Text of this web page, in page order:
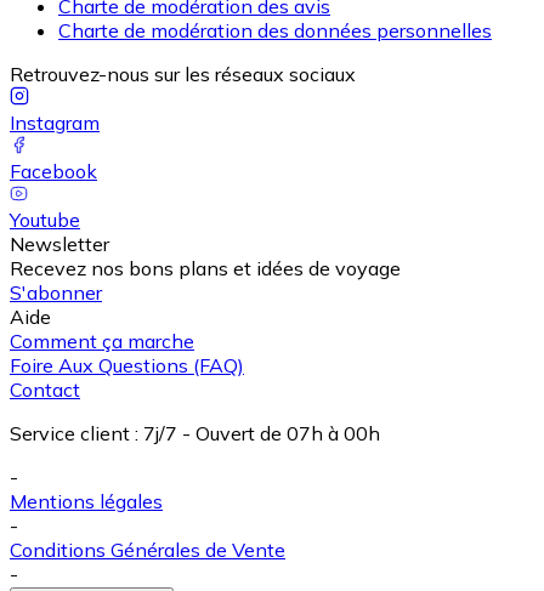
Charte de modération des avis
Charte de modération des données personnelles
Retrouvez-nous sur les réseaux sociaux
Instagram
Facebook
Youtube
Newsletter
Recevez nos bons plans et idées de voyage
S'abonner
Aide
Comment ça marche
Foire Aux Questions (FAQ)
Contact
Service client : 7j/7 - Ouvert de 07h à 00h
-
Mentions légales
-
Conditions Générales de Vente
-